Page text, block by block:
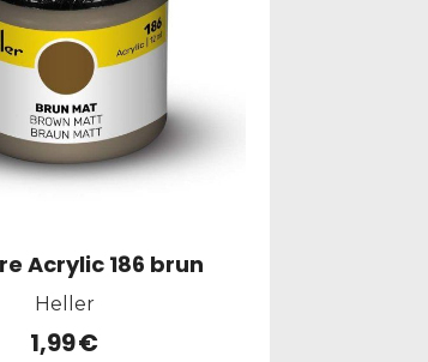
Acrylic 186 brun
Heller
1,99€